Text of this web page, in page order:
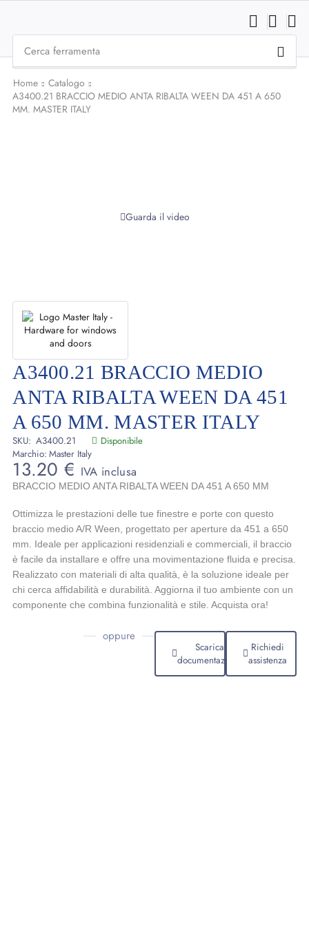
Cerca ferramenta
Home
Catalogo
A3400.21 BRACCIO MEDIO ANTA RIBALTA WEEN DA 451 A 650
MM. MASTER ITALY
Guarda il video
A3400.21 BRACCIO MEDIO
ANTA RIBALTA WEEN DA 451
A 650 MM. MASTER ITALY
SKU: A3400.21
Marchio: Master Italy
Disponibile
13.20€ IVA inclusa
BRACCIO MEDIO ANTA RIBALTA WEEN DA 451 A 650 MM
Ottimizza le prestazioni delle tue finestre e porte con questo
braccio medio A/R Ween, progettato per aperture da 451 a 650
mm. Ideale per applicazioni residenziali e commerciali, il braccio
è facile da installare e offre una movimentazione fluida e precisa.
Realizzato con materiali di alta qualità, è la soluzione ideale per
chi cerca affidabilità e durabilità. Aggiorna il tuo ambiente con un
componente che combina funzionalità e stile. Acquista ora!
oppure
Scarica
documentazione
Richiedi
assistenza